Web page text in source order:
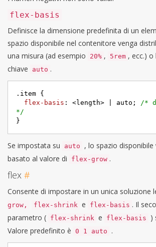
flex-basis
Definisce la dimensione predefinita di un
spazio disponibile nel contenitore venga
una misura (ad esempio
20% , 5rem , ecc.) o
chiave
auto .
.item {
flex-basis : <length> | auto; /*
*/
}
Se impostata su auto
, lo spazio
basato al valore di
flex-grow .
flex #
Consente di impostare in un unica soluzione
grow,
flex-shrink e flex-basis . Il
parametro ( flex-shrink e flex-basis
)
Valore predefinito è 0 1 auto .